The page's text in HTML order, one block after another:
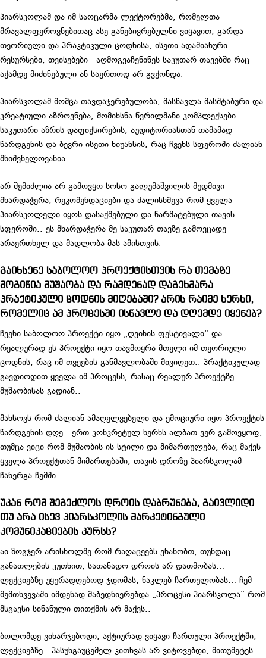
პიარსკოლამ და იმ საოცარმა ლექტორებმა, რომელთა
მრავალფეროვნებითაც ასე განებივრებულნი ვიყავით, გარდა
თეორიული და პრაკტიკული ცოდნისა, ისეთი ადამიანური
რესურსები, თვისებები აღმოგვაჩენინეს საკუთარ თავებში რაც
აქამდე მიძინებული ან საერთოდ არ გვქონდა.
პიარსკოლამ მომცა თავდაჯერებულობა, მასწავლა მასშტაბური და
კრეატიული აზროვნება, მომიხსნა წვრილმანი კომპლექსები
საკუთარი აზრის დაფიქსირების, აუდიტორიასთან თამამად
წარდგენის და ბევრი ისეთი ნიუანსის, რაც ჩვენს სფეროში ძალიან
მნიშვნელოვანია..
არ შემიძლია არ გამოვყო სოსო გალუმაშვილის მუდმივი
მხარდაჭერა, რეკომენდაციები და ძალისხმევა რომ ყველა
პიარსკოლელი იყოს დასაქმებული და წარმატებული თავის
სფეროში.. ეს მხარდაჭერა მე საკუთარ თავზე გამოვცადე
არაერთხელ და მადლობა მას ამისთვის.
გაიხსენე საბოლოო პროექტისთვის რა თემაზე
მოგიწია მუშაობა და რამდენად დაგეხმარა
პრაქტიკული ცოდნის მიღებაში? არის რაიმე ხერხი,
რომელიც ამ პროცესში ისწავლე და დღემდე იყენებ?
ჩვენი საბოლოო პროექტი იყო „ღვინის ფესტივალი“ და
რეალურად ეს პროექტი იყო თავმოყრა მთელი იმ თეორიული
ცოდნის, რაც იმ თვეების განმავლობაში მივიღეთ.. პრაქტიკულად
გავდიოდით ყველა იმ პროცესს, რასაც რეალურ პროექტზე
მუშაობისას გადიან..
მახსოვს რომ ძალიან ამაღელვებელი და ემოციური იყო პროექტის
წარდგენის დღე.. ერთ კონკრეტულ ხერხს ალბათ ვერ გამოვყოფ,
თუმცა ვიცი რომ მუშაობის ის სტილი და მიმართულება, რაც მაქვს
ყველა პროექტთან მიმართებაში, თავის დროზე პიარსკოლამ
ჩანერგა ჩემში.
უკან რომ შეგეძლოს დროის დაბრუნება, გაივლიდი
თუ არა ისევ პიარსკოლის მარკეტინგული
კომუნიკაციების კურსს?
აი ზოგჯერ არისხოლმე რომ რაღაცეებს ვნანობთ, თუნდაც
განათლების კუთხით, სათანადო დროის არ დათმობას…
ლექციებზე უყურადღებოდ ჯდომას, ნაკლებ ჩართულობას… ჩემ
შემთხვევაში იმდენად მაბედნიერებდა „პროცესი პიარსკოლა“ რომ
მსგავსი სინანული თითქმის არ მაქვს..
ბოლომდე ვიხარჯებოდი, აქტიურად ვიყავი ჩართული პროექტში,
ლექციებზე.. პასუხგაუცემელ კითხვას არ ვიტოვებდი, მითუმეტეს